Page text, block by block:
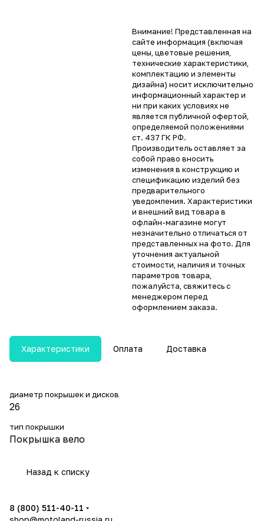
Внимание! Представленная на
сайте информация (включая
цены, цветовые решения,
технические характеристики,
комплектацию и элементы
дизайна) носит исключительно
информационный характер и
ни при каких условиях не
является публичной офертой,
определяемой положениями
ст. 437 ГК РФ.
Производитель оставляет за
собой право вносить
изменения в конструкцию и
спецификацию изделий без
предварительного
уведомления. Характеристики
и внешний вид товара в
офлайн-магазине могут
незначительно отличаться от
представленных на фото. Для
уточнения актуальной
стоимости, наличия и точных
параметров товара,
пожалуйста, свяжитесь с
менеджером перед
оформлением заказа.
Характеристики Оплата Доставка
диаметр покрышек и дисков
26
тип покрышки
Покрышка вело
Назад к списку
8 (800) 511-40-11